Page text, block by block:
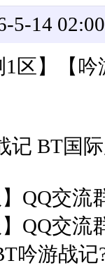
5-14
1区】【
记 BT国
QQ交流
QQ交流
吟游战记